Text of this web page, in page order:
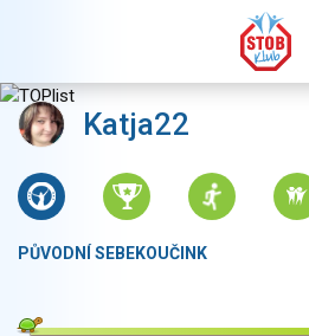
Katja22
PŮVODNÍ SEBEKOUČINK